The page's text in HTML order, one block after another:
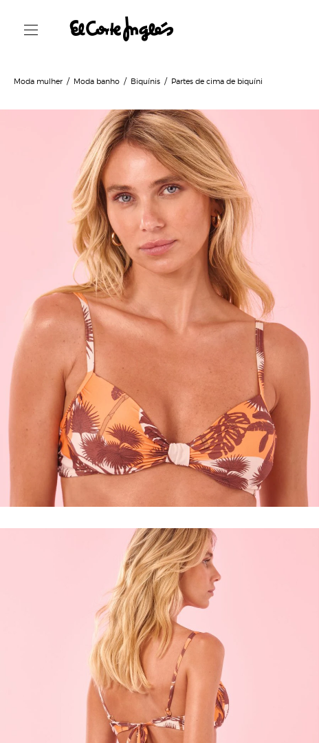
Moda mulher Moda banho Biquínis Partes de cima de biquíni